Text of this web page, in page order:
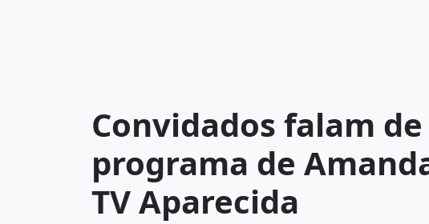
Convidados falam
programa de
TV Aparecida